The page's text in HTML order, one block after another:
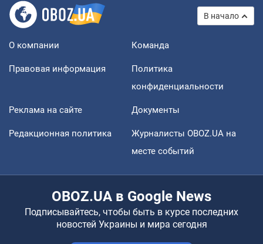
В начало
О компании Команда
Правовая информация
Политика
конфиденциальности
Реклама на сайте Документы
Редакционная политика
Журналисты OBOZ.UA на
месте событий
OBOZ.UA в Google News
Подписывайтесь, чтобы быть в курсе последних
новостей Украины и мира сегодня